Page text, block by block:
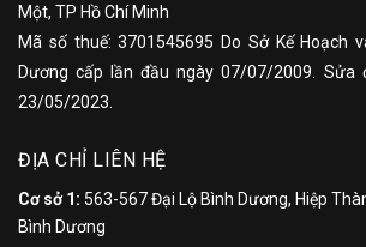
Một, TP Hồ Chí Minh
Mã số thuế: 3701545695 Do Sở Kế Hoạch
Dương cấp lần đầu ngày 07/07/2009. Sửa
23/05/2023.
ĐỊA CHỈ LIÊN HỆ
Cơ sở 1: 563-567 Đại Lộ Bình Dương, Hiệp
Bình Dương